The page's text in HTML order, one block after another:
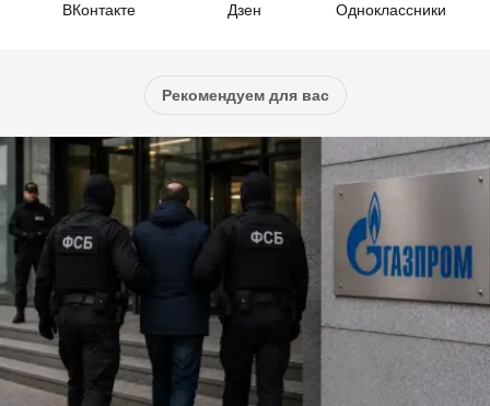
ВКонтакте Дзен Одноклассники
Рекомендуем для вас